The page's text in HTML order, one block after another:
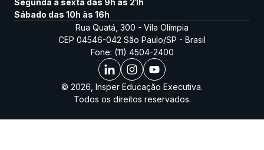
Segunda a sexta das 9h às 21h
Sábado das 10h às 16h
Rua Quatá, 300 - Vila Olímpia
CEP 04546-042 São Paulo/SP - Brasil
Fone: (11) 4504-2400
© 2026, Insper Educação Executiva.
Todos os direitos reservados.